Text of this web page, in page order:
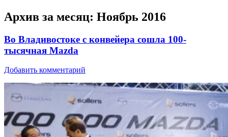
Архив за месяц: Ноябрь 2016
Во Владивостоке с конвейера сошла 100-
тысячная Mazda
Добавить комментарий